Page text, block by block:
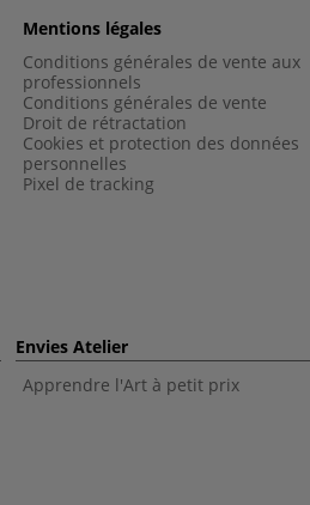
Mentions légales
Conditions générales de vente aux
professionnels
Conditions générales de vente
Droit de rétractation
Cookies et protection des données
personnelles
Pixel de tracking
Envies Atelier
Apprendre l'Art à petit prix